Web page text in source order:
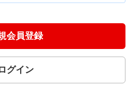
会員登録
グイン